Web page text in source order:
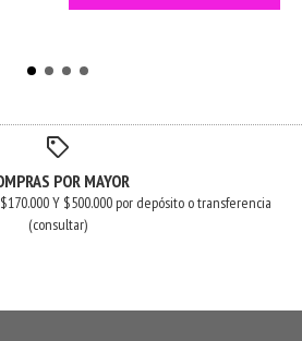
POR MAYOR
Y $500.000 por depósito o transferencia
(consultar)